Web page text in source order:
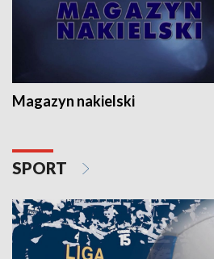
Magazyn nakielski
SPORT